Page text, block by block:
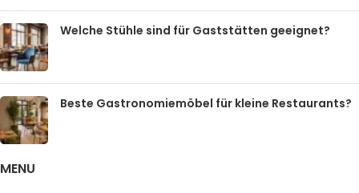
Welche Stühle sind für Gaststätten geeignet?
Beste Gastronomiemöbel für kleine Restaurants?
MENU